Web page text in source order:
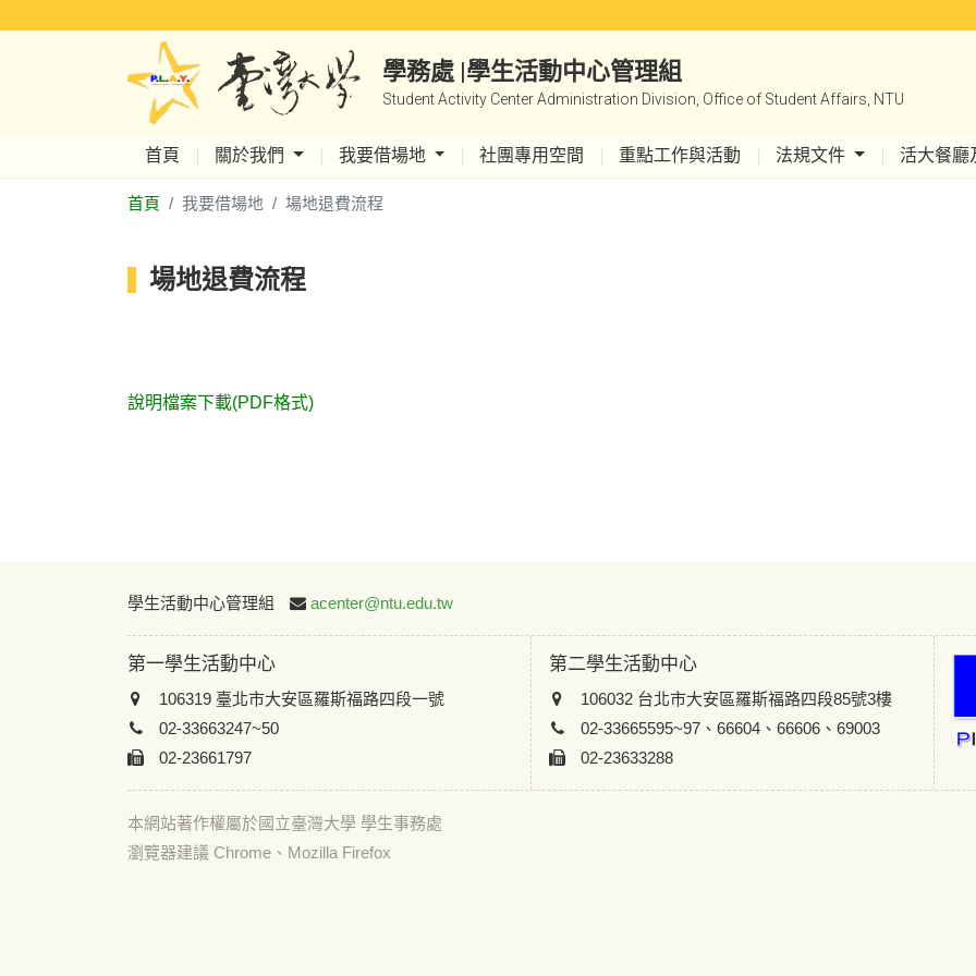
學務處 |學生活動中心管理組
Student Activity Center Administration Division, Office of Student Affairs, NTU
首頁 關於我們 我要借場地 社團專用空間 重點工作與活動 法規文件 活大餐
首頁 我要借場地 場地退費流程
場地退費流程
說明檔案下載(PDF格式)
學生活動中心管理組 acenter@ntu.edu.tw
第一學生活動中心
106319 臺北市大安區羅斯福路四段一號
02-33663247~50
02-23661797
第二學生活動中心
106032 台北市大安區羅斯福路四段85號3樓
02-33665595~97、66604、66606、69003
02-23633288
本網站著作權屬於國立臺灣大學 學生事務處
瀏覽器建議 Chrome、Mozilla Firefox